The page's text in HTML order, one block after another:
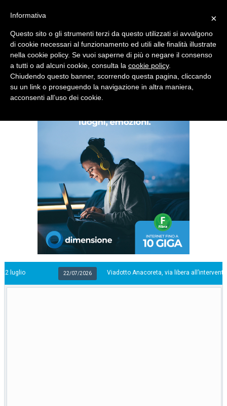
Quotidiano d'informazione distribuito in Molise con
22/07/2026 Viadotto Anacoreta, via libera all’intervento da 15 milioni
×
Informativa
Questo sito o gli strumenti terzi da questo utilizzati si avvalgono
di cookie necessari al funzionamento ed utili alle finalità illustrate
nella cookie policy. Se vuoi saperne di più o negare il consenso
a tutti o ad alcuni cookie, consulta la cookie policy.
Chiudendo questo banner, scorrendo questa pagina, cliccando
su un link o proseguendo la navigazione in altra maniera,
acconsenti all’uso dei cookie.